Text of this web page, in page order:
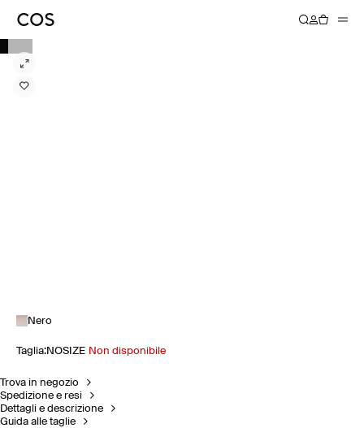
Nero
Taglia:NOSIZE Non disponibile
Trova in negozio
Spedizione e resi
Dettagli e descrizione
Guida alle taglie